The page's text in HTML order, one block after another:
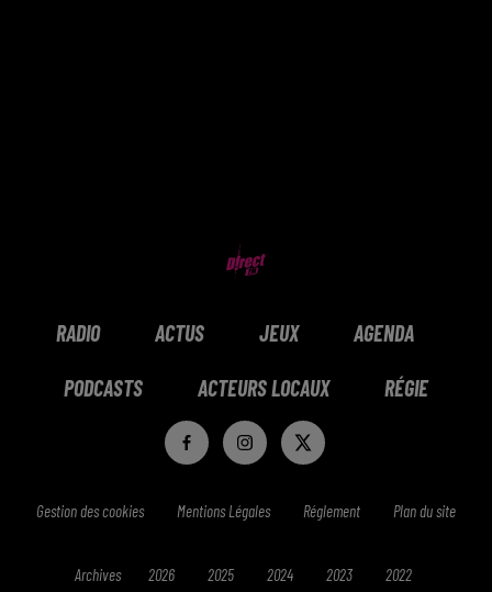
RADIO ACTUS JEUX AGENDA
PODCASTS ACTEURS LOCAUX RÉGIE
Gestion des cookies Mentions Légales Réglement Plan du site
Archives 2026 2025 2024 2023 2022